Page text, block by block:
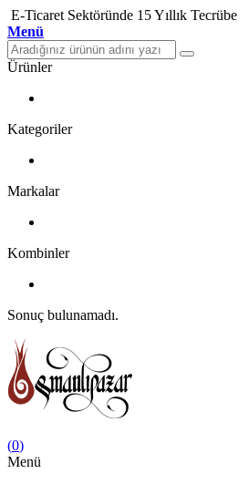
E-Ticaret Sektöründe 15 Yıllık Tecrübe
Menü
Ürünler
Kategoriler
Markalar
Kombinler
Sonuç bulunamadı.
(0)
Menü